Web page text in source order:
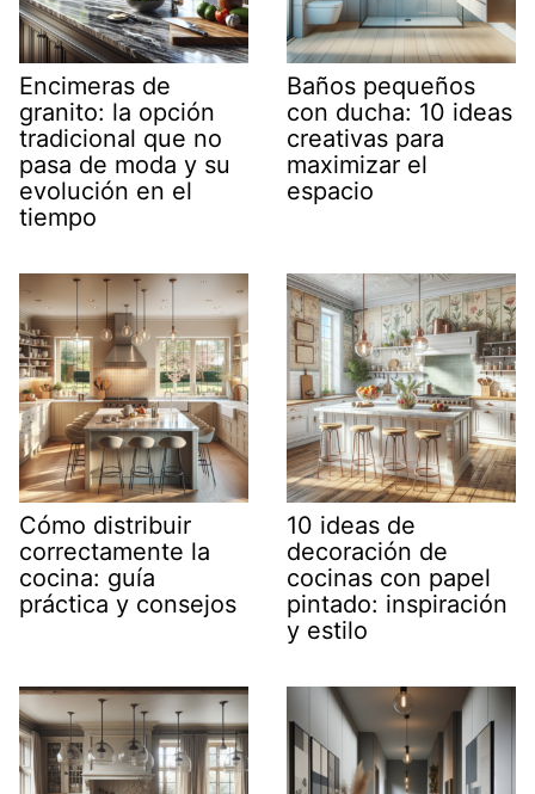
Encimeras de
granito: la opción
tradicional que no
pasa de moda y su
evolución en el
tiempo
Baños pequeños
con ducha: 10 ideas
creativas para
maximizar el
espacio
Cómo distribuir
correctamente la
cocina: guía
práctica y consejos
10 ideas de
decoración de
cocinas con papel
pintado: inspiración
y estilo